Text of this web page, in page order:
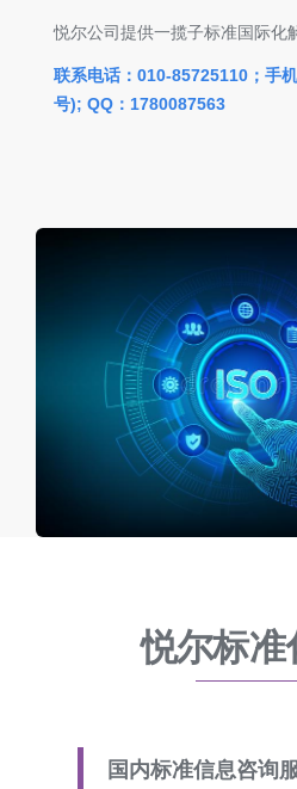
悦尔公司提供一揽子标准国际化
联系电话：010-85725110；手
号); QQ： 1780087563
悦尔标准
国内标准信息咨询